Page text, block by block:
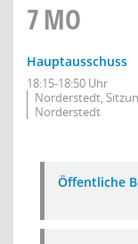
7MO
Hauptausschuss
18:15-18:50 Uhr
Norderstedt,
Norderstedt
Öffentliche